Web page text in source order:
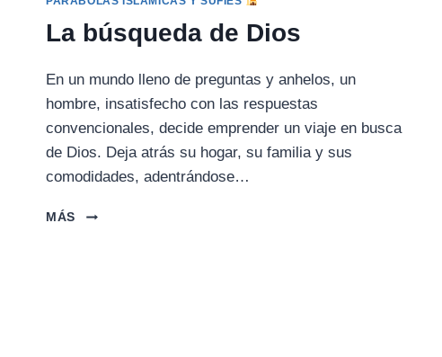
La búsqueda de Dios
En un mundo lleno de preguntas y anhelos, un
hombre, insatisfecho con las respuestas
convencionales, decide emprender un viaje en busca
de Dios. Deja atrás su hogar, su familia y sus
comodidades, adentrándose…
MÁS
LA